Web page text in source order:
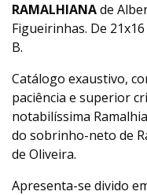
RAMALHIANAde
Figueirinhas. De
B.
Catálogo exaustivo,
paciência e superior
notabilíssima
do sobrinho-neto de
de Oliveira.
Apresenta-se divido